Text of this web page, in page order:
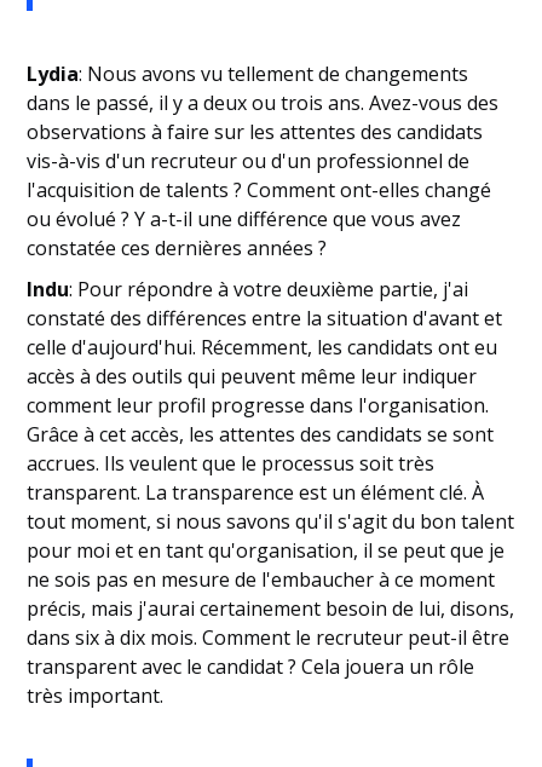
Lydia: Nous avons vu tellement de changements
dans le passé, il y a deux ou trois ans. Avez-vous des
observations à faire sur les attentes des candidats
vis-à-vis d'un recruteur ou d'un professionnel de
l'acquisition de talents ? Comment ont-elles changé
ou évolué ? Y a-t-il une différence que vous avez
constatée ces dernières années ?
Indu: Pour répondre à votre deuxième partie, j'ai
constaté des différences entre la situation d'avant et
celle d'aujourd'hui. Récemment, les candidats ont eu
accès à des outils qui peuvent même leur indiquer
comment leur profil progresse dans l'organisation.
Grâce à cet accès, les attentes des candidats se sont
accrues. Ils veulent que le processus soit très
transparent. La transparence est un élément clé. À
tout moment, si nous savons qu'il s'agit du bon talent
pour moi et en tant qu'organisation, il se peut que je
ne sois pas en mesure de l'embaucher à ce moment
précis, mais j'aurai certainement besoin de lui, disons,
dans six à dix mois. Comment le recruteur peut-il être
transparent avec le candidat ? Cela jouera un rôle
très important.